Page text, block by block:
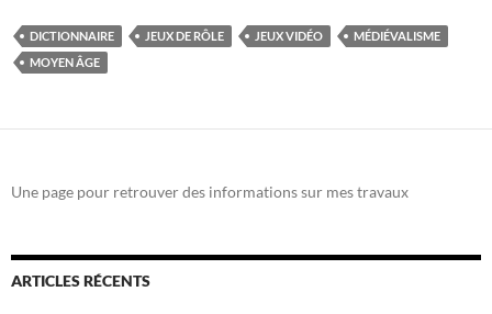
DICTIONNAIRE JEUX DE RÔLE JEUX VIDÉO
MÉDIÉVALISME
MOYEN ÂGE
Une page pour retrouver des informations sur mes travaux
ARTICLES RÉCENTS